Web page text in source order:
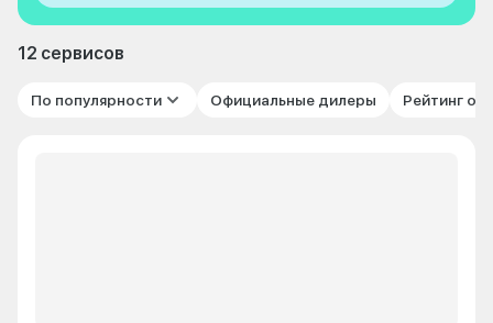
12 сервисов
По популярности Официальные дилеры Рейтинг